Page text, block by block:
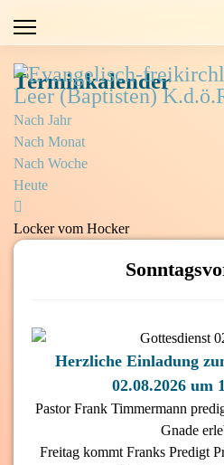
Terminkalender
Nach Jahr
Nach Monat
Nach Woche
Heute
Locker vom Hocker
Herzliche Einladung
02.08.2026 um
Pastor Frank Timmermann
Gnade
Freitag kommt Franks Predigt